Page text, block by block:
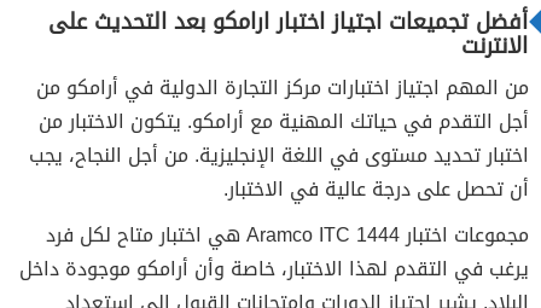
أفضل تجميعات اجتياز اختبار ارامكو بعد التحديث على
الانترنت
من المهم اجتياز اختبارات مركز التجارة الدولية في أرامكو من
أجل التقدم في حياتك المهنية مع أرامكو. يتكون الاختبار من
اختبار تحديد مستوى في اللغة الإنجليزية. من أجل النجاح، يجب
أن تحصل على درجة عالية في الاختبار.
مجموعات اختبار Aramco ITC 1444 هي اختبار متاح لكل فرد
يرغب في التقدم لهذا الاختبار، خاصة وأن أرامكو موجودة داخل